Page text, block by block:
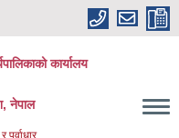
कार्यालय
नेपाल